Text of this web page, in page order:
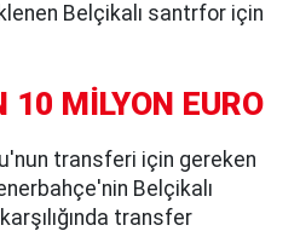
Belçikalı santrfor için
10 MİLYON EURO
transferi için gereken
Belçikalı
transfer